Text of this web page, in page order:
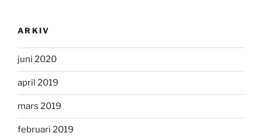
ARKIV
juni 2020
april 2019
mars 2019
februari 2019